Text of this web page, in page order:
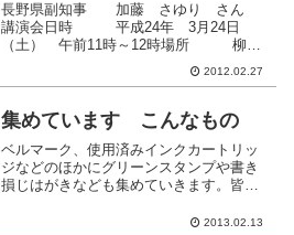
長野県副知事 加藤 さゆり さん
講演会日時 平成24年 3月24日
（土） 午前11時～12時場所 柳原
総合市民センター 大学習室主催
柳原婦人会長野県副知事加藤さゆりさん
員との友愛・協力そ...
2012.02.27
集めています こんなもの
ベルマーク、使用済みインクカートリッ
ジなどのほかにグリーンスタンプや書き
損じはがきなども集めていきます。皆さ
始めたいなぁと思います。ベルマークと
2013.02.13